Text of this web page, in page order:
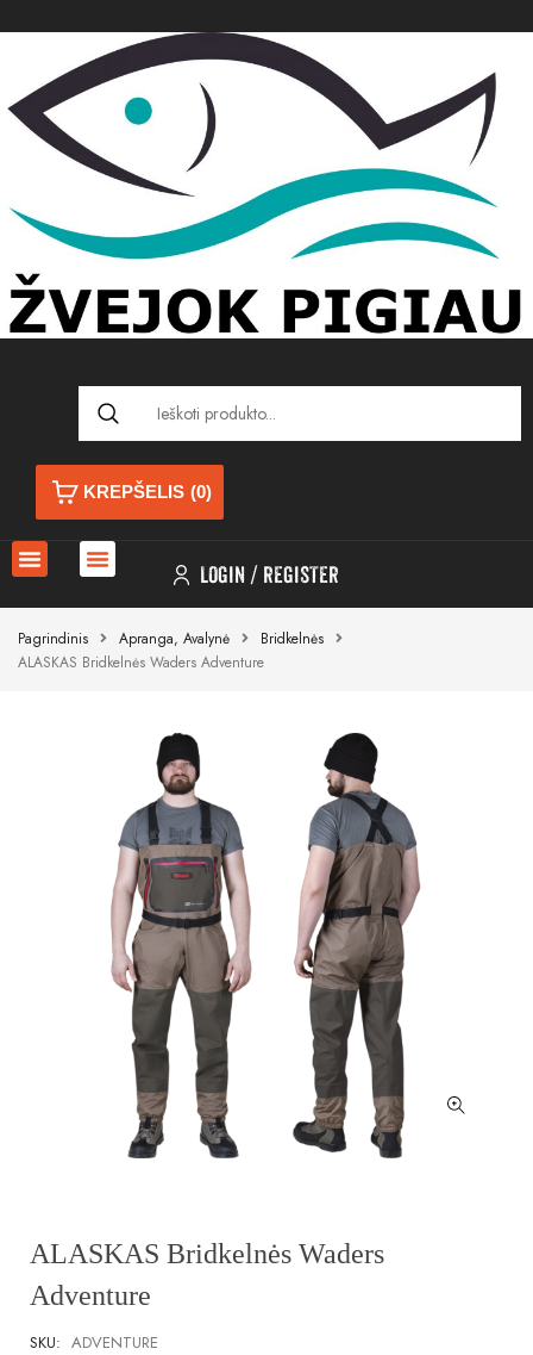
KREPŠELIS (0)
LOGIN REGISTER
Pagrindinis Apranga, Avalynė
Bridkelnės
ALASKAS Bridkelnės Waders Adventure
ALASKAS Bridkelnės Waders
Adventure
SKU: ADVENTURE